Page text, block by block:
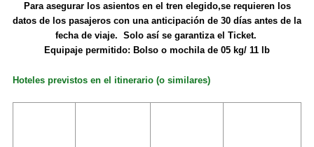
Para asegurar los asientos en el tren elegido,se requieren los
datos de los pasajeros con una anticipación de 30 días antes de la
fecha de viaje. Solo así se garantiza el Ticket.
Equipaje permitido: Bolso o mochila de 05 kg/ 11 lb
Hoteles previstos en el itinerario (o similares)